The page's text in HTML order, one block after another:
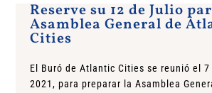
Reserve su 12 de Julio
Asamblea General de
Cities
El Buró de Atlantic Cities se reunió el
2021, para preparar la Asamblea